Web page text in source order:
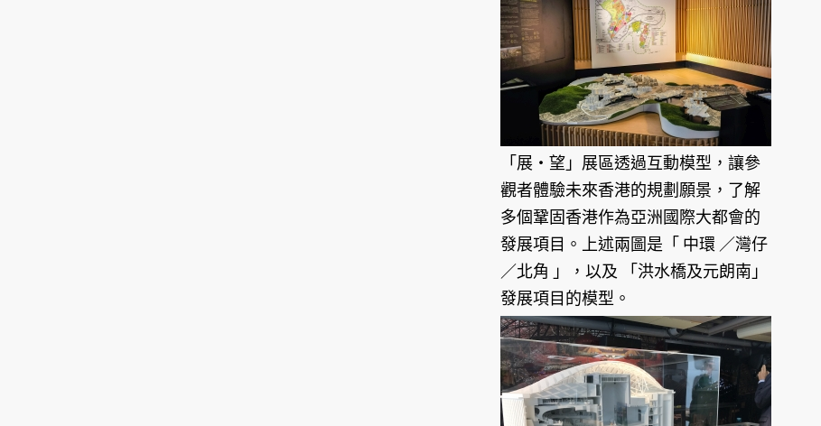
「展‧望」展區透過互動模型，讓參
觀者體驗未來香港的規劃願景，了解
多個鞏固香港作為亞洲國際大都會的
發展項目。上述兩圖是「 中環 ／灣仔
／北角 」，以及 「洪水橋及元朗南」
發展項目的模型。